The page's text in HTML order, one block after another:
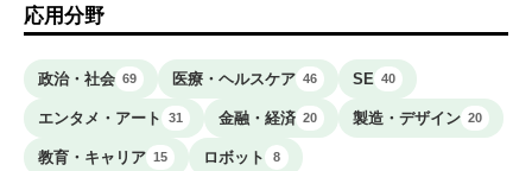
応用分野
政治・社会 69 医療・ヘルスケア 46 SE 40
エンタメ・アート 31 金融・経済 20 製造・デザイン 20
教育・キャリア 15 ロボット 8